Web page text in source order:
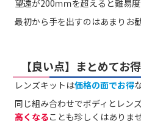
望遠が200ｍｍを超えると難易度
最初から手を出すのはあまりお
【良い点】まとめてお得
レンズキットは価格の面でお得
同じ組み合わせでボディとレン
高くなることも珍しくはありませ